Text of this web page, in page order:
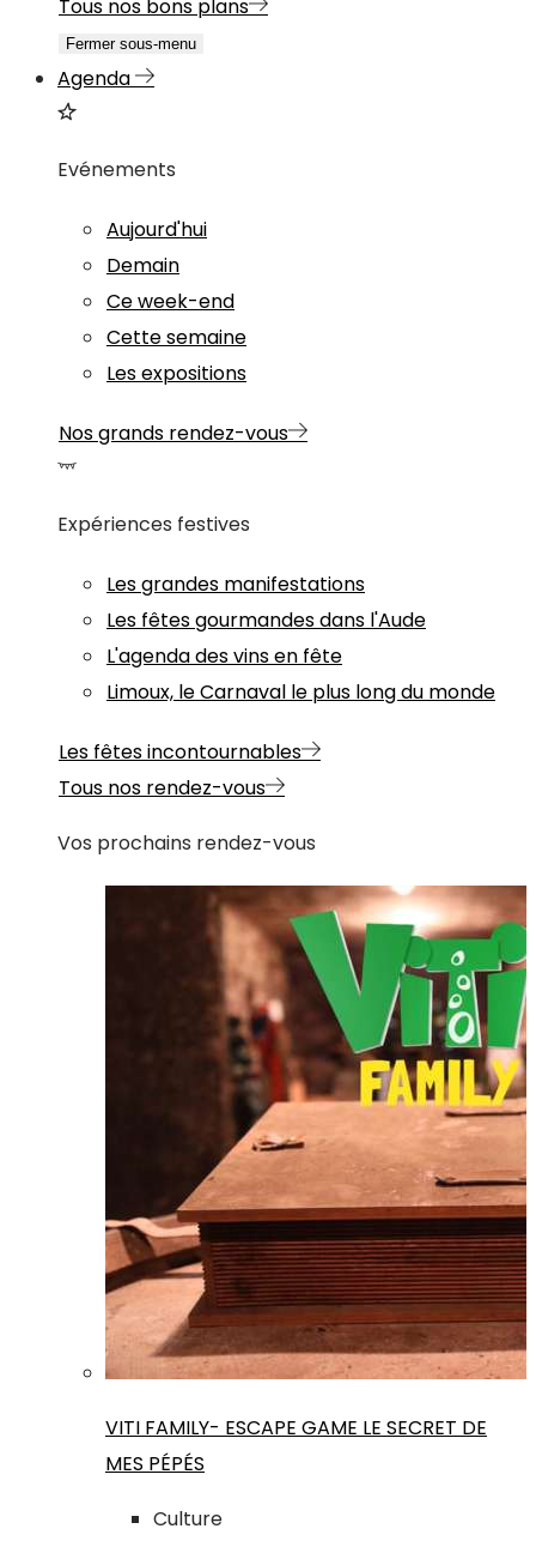
Tous nos bons plans
Fermer sous-menu
Agenda
Evénements
Aujourd'hui
Demain
Ce week-end
Cette semaine
Les expositions
Nos grands rendez-vous
Expériences festives
Les grandes manifestations
Les fêtes gourmandes dans l'Aude
L'agenda des vins en fête
Limoux, le Carnaval le plus long du monde
Les fêtes incontournables
Tous nos rendez-vous
Vos prochains rendez-vous
VITI FAMILY- ESCAPE GAME LE SECRET DE
MES PÉPÉS
Culture